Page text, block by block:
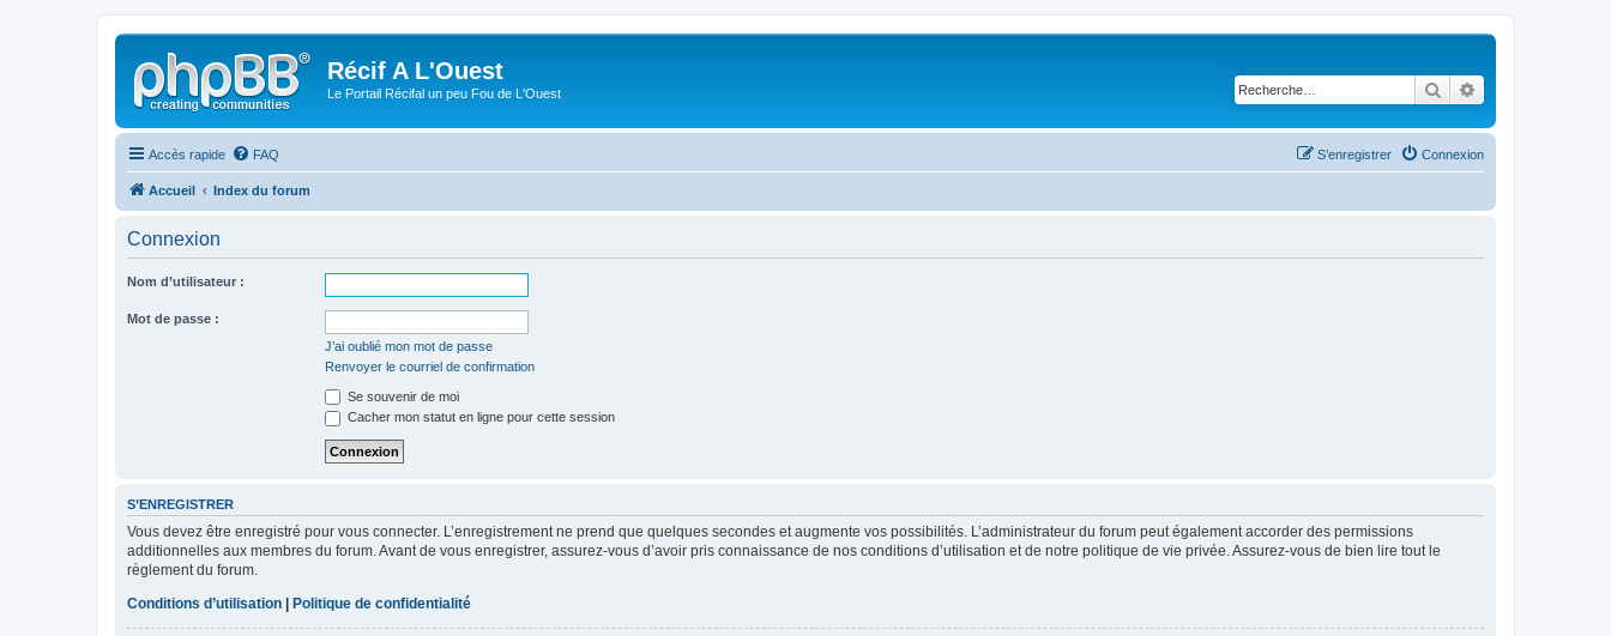
Récif A L'Ouest
Le Portail Récifal un peu Fou de L'Ouest Rechercher
Accès rapide FAQ Connexion
S’enregistrer
Accueil Index du forum
Connexion
Nom d’utilisateur :
Mot de passe :
J’ai oublié mon mot de passe
Renvoyer le courriel de confirmation
Se souvenir de moi
Cacher mon statut en ligne pour cette session
S’ENREGISTRER
Vous devez être enregistré pour vous connecter. L’enregistrement ne prend que quelques secondes et augmente vos possibilités. L’administrateur du forum peut également accorder des permissions
additionnelles aux membres du forum. Avant de vous enregistrer, assurez-vous d’avoir pris connaissance de nos conditions d’utilisation et de notre politique de vie privée. Assurez-vous de bien lire tout le
règlement du forum.
Conditions d’utilisation
Politique de confidentialité